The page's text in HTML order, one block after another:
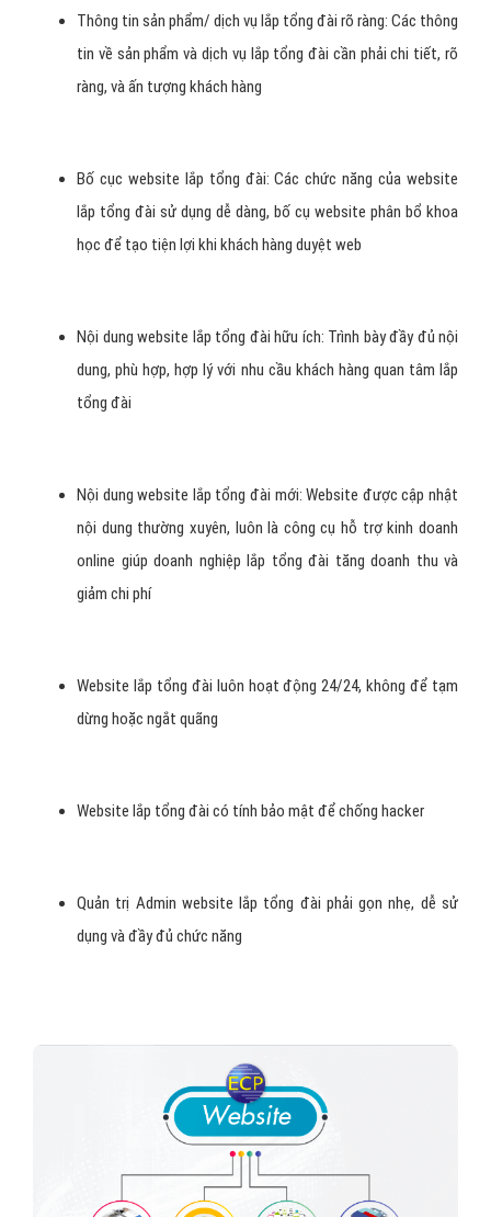
Thông tin sản phẩm/ dịch vụ lắp tổng đài rõ ràng: Các thông
tin về sản phẩm và dịch vụ lắp tổng đài cần phải chi tiết, rõ
ràng, và ấn tượng khách hàng
Bố cục website lắp tổng đài: Các chức năng của website
lắp tổng đài sử dụng dễ dàng, bố cụ website phân bổ khoa
học để tạo tiện lợi khi khách hàng duyệt web
Nội dung website lắp tổng đài hữu ích: Trình bày đầy đủ nội
dung, phù hợp, hợp lý với nhu cầu khách hàng quan tâm lắp
tổng đài
Nội dung website lắp tổng đài mới: Website được cập nhật
nội dung thường xuyên, luôn là công cụ hỗ trợ kinh doanh
online giúp doanh nghiệp lắp tổng đài tăng doanh thu và
giảm chi phí
Website lắp tổng đài luôn hoạt động 24/24, không để tạm
dừng hoặc ngắt quãng
Website lắp tổng đài có tính bảo mật để chống hacker
Quản trị Admin website lắp tổng đài phải gọn nhẹ, dễ sử
dụng và đầy đủ chức năng